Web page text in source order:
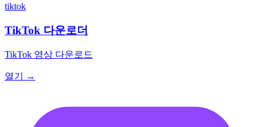
tiktok
TikTok 다운로더
TikTok 영상 다운로드
열기 →